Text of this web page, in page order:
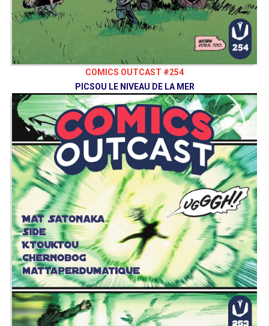
COMICS OUTCAST #254
PICSOU LE NIVEAU DE LA MER